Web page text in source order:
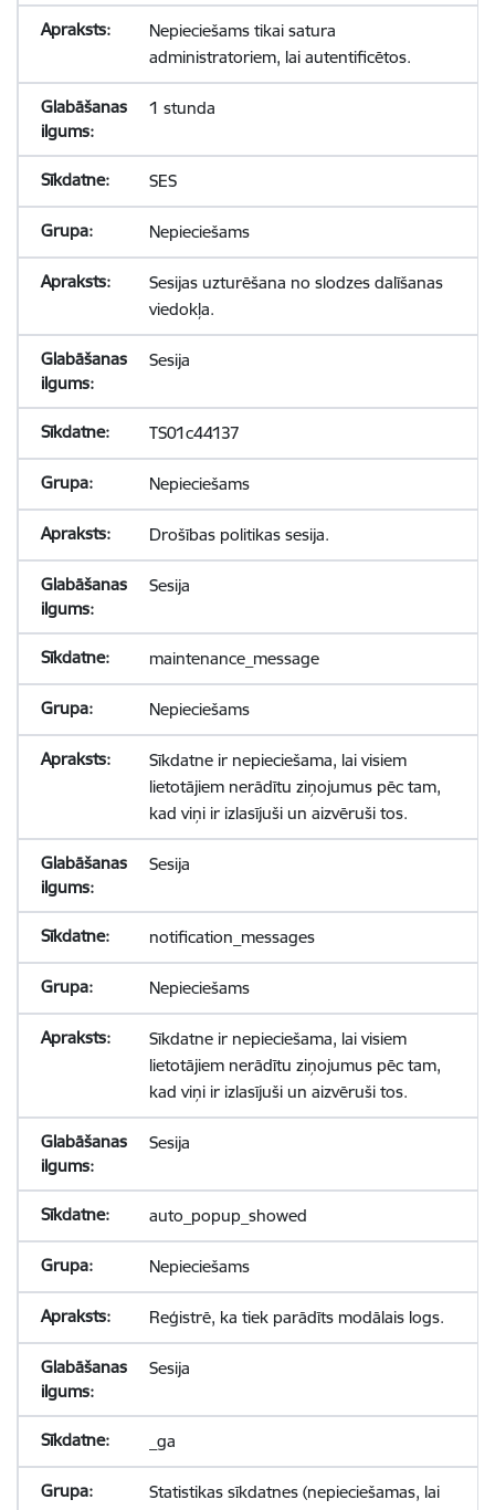
Nepieciešams tikai satura
administratoriem, lai autentificētos.
1 stunda
SES
Nepieciešams
Sesijas uzturēšana no slodzes dalīšanas
viedokļa.
Sesija
TS01c44137
Nepieciešams
Drošības politikas sesija.
Sesija
maintenance_message
Nepieciešams
Sīkdatne ir nepieciešama, lai visiem
lietotājiem nerādītu ziņojumus pēc tam,
kad viņi ir izlasījuši un aizvēruši tos.
Sesija
notification_messages
Nepieciešams
Sīkdatne ir nepieciešama, lai visiem
lietotājiem nerādītu ziņojumus pēc tam,
kad viņi ir izlasījuši un aizvēruši tos.
Sesija
auto_popup_showed
Nepieciešams
Reģistrē, ka tiek parādīts modālais logs.
Sesija
_ga
Statistikas sīkdatnes (nepieciešamas, lai